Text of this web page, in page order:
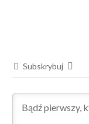
Subskrybuj